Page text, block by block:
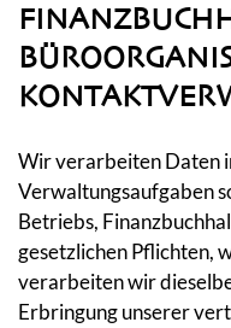
Wir verarbeiten Daten
Verwaltungsaufgaben
Betriebs,
gesetzlichen Pflichten,
verarbeiten wir
Erbringung unserer